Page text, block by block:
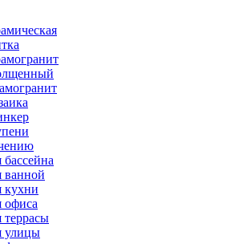
бассейна
ванной
кухни
офиса
террасы
улицы